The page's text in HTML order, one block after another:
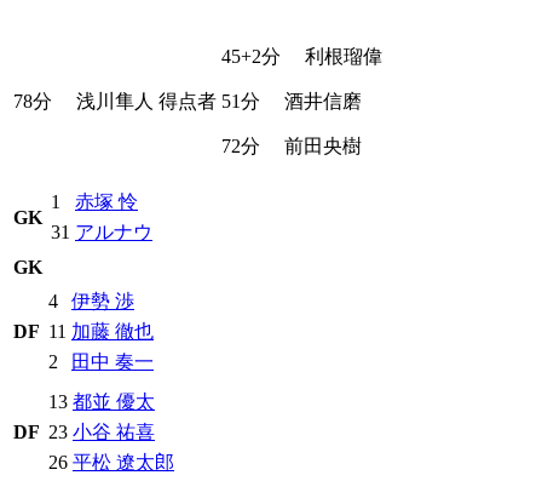
78分 浅川隼人 得点者
45+2分 利根瑠偉
51分 酒井信磨
72分 前田央樹
GK
1
赤塚 怜
31 アルナウ
GK
DF
4
伊勢 渉
11 加藤 徹也
2
田中 奏一
DF
13 都並 優太
23 小谷 祐喜
26 平松 遼太郎